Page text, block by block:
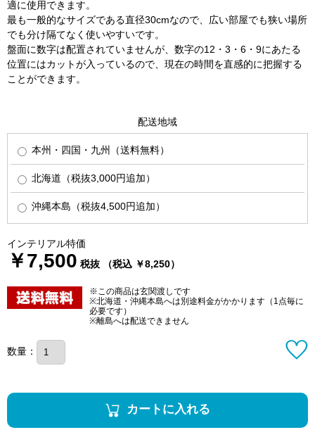
適に使用できます。
最も一般的なサイズである直径30cmなので、広い部屋でも狭い場所
でも分け隔てなく使いやすいです。
盤面に数字は配置されていませんが、数字の12・3・6・9にあたる
位置にはカットが入っているので、現在の時間を直感的に把握する
ことができます。
配送地域
本州・四国・九州（送料無料）
北海道（税抜3,000円追加）
沖縄本島（税抜4,500円追加）
インテリアル特価
￥7,500 税抜 （税込 ￥8,250）
※この商品は玄関渡しです
※北海道・沖縄本島へは別途料金がかかります（1点毎に
必要です）
※離島へは配送できません
数量：
カートに入れる